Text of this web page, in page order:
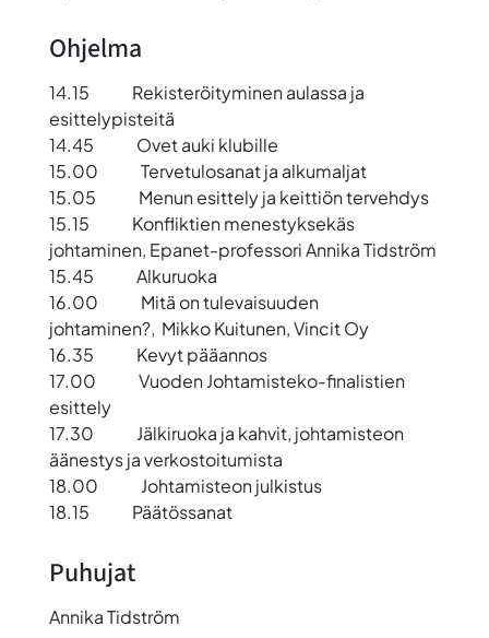
Ohjelma
14.15 Rekisteröityminen aulassa ja
esittelypisteitä
14.45 Ovet auki klubille
15.00 Tervetulosanat ja alkumaljat
15.05 Menun esittely ja keittiön tervehdys
15.15
Konfliktien menestyksekäs
johtaminen, Epanet-professori Annika Tidström
15.45 Alkuruoka
16.00 Mitä on tulevaisuuden
johtaminen?, Mikko Kuitunen, Vincit Oy
16.35 Kevyt pääannos
17.00
Vuoden Johtamisteko-finalistien
esittely
17.30 Jälkiruoka ja kahvit, johtamisteon
äänestys ja verkostoitumista
18.00 Johtamisteon julkistus
18.15 Päätössanat
Puhujat
Annika Tidström